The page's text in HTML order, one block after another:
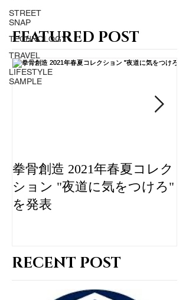
STREET
SNAP
TECHNOLOGY
TRAVEL
LIFESTYLE
SAMPLE
FEATURED POST
拳骨創造 2021年春夏コレク
ション "夜道に気をつけろ"
を発表
RECENT POST